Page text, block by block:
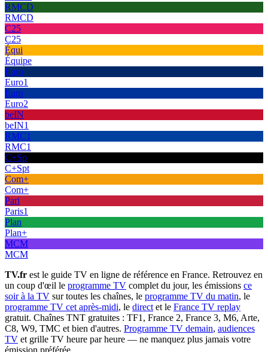
RMCD
RMCD
C25
C25
Équi
Équipe
Euro
Euro1
Euro
Euro2
beIN
beIN1
RMC1
RMC1
C+Sp
C+Spt
Com+
Com+
Pari
Paris1
Plan
Plan+
MCM
MCM
TV.fr est le guide TV en ligne de référence en France. Retrouvez en
un coup d'œil le programme TV complet du jour, les émissions ce
soir à la TV sur toutes les chaînes, le programme TV du matin, le
programme TV cet après-midi, le direct et le France TV replay
gratuit. Chaînes TNT gratuites : TF1, France 2, France 3, M6, Arte,
C8, W9, TMC et bien d'autres. Programme TV demain, audiences
TV et grille TV heure par heure — ne manquez plus jamais votre
émission préférée.